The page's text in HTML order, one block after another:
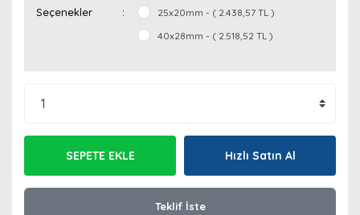
Seçenekler
25x20mm - ( 2.438,57 TL )
40x28mm - ( 2.518,52 TL )
SEPETE EKLE Hızlı Satın Al
Teklif İste